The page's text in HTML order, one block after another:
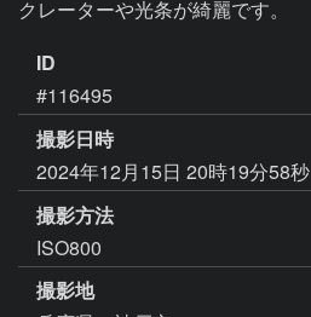
ID
#116495
撮影日時
2024年12月15日 20時19分58秒
撮影方法
ISO800
撮影地